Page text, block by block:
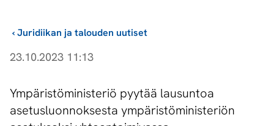
Juridiikan ja talouden uutiset
›
23.10.2023 11:13
Ympäristöministeriö pyytää lausuntoa
asetusluonnoksesta ympäristöministeriön